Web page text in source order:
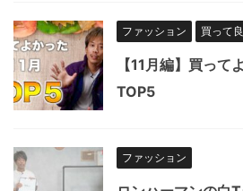
ファッション 買って
【11月編】買って
TOP5
ファッション